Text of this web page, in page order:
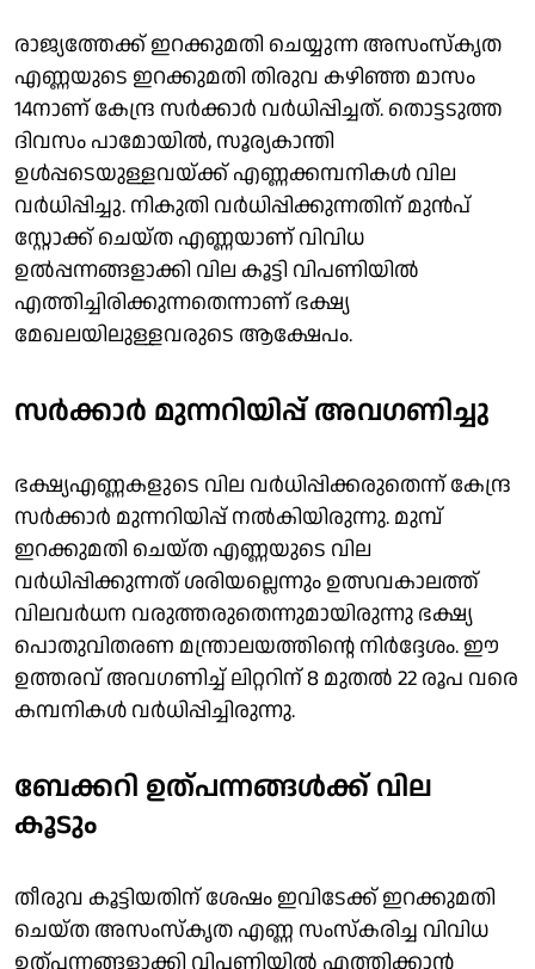
രാജ്യത്തേക്ക് ഇറക്കുമതി ചെയ്യുന്ന അസംസ്‌കൃത
എണ്ണയുടെ ഇറക്കുമതി തിരുവ കഴിഞ്ഞ മാസം
14നാണ് കേന്ദ്ര സര്‍ക്കാര്‍ വര്‍ധിപ്പിച്ചത്. തൊട്ടടുത്ത
ദിവസം പാമോയില്‍, സൂര്യകാന്തി
ഉള്‍പ്പടെയുള്ളവയ്ക്ക് എണ്ണക്കമ്പനികള്‍ വില
വര്‍ധിപ്പിച്ചു. നികുതി വര്‍ധിപ്പിക്കുന്നതിന് മുന്‍പ്
സ്റ്റോക്ക് ചെയ്ത എണ്ണയാണ് വിവിധ
ഉല്‍പ്പന്നങ്ങളാക്കി വില കൂട്ടി വിപണിയില്‍
എത്തിച്ചിരിക്കുന്നതെന്നാണ് ഭക്ഷ്യ
മേഖലയിലുള്ളവരുടെ ആക്ഷേപം.
സര്‍ക്കാര്‍ മുന്നറിയിപ്പ് അവഗണിച്ചു
ഭക്ഷ്യഎണ്ണകളുടെ വില വര്‍ധിപ്പിക്കരുതെന്ന് കേന്ദ്ര
സര്‍ക്കാര്‍ മുന്നറിയിപ്പ് നല്‍കിയിരുന്നു. മുമ്പ്
ഇറക്കുമതി ചെയ്ത എണ്ണയുടെ വില
വര്‍ധിപ്പിക്കുന്നത് ശരിയല്ലെന്നും ഉത്സവകാലത്ത്
വിലവര്‍ധന വരുത്തരുതെന്നുമായിരുന്നു ഭക്ഷ്യ
പൊതുവിതരണ മന്ത്രാലയത്തിന്റെ നിര്‍ദ്ദേശം. ഈ
ഉത്തരവ് അവഗണിച്ച് ലിറ്ററിന് 8 മുതല്‍ 22 രൂപ വരെ
കമ്പനികള്‍ വര്‍ധിപ്പിച്ചിരുന്നു.
ബേക്കറി ഉത്പന്നങ്ങള്‍ക്ക് വില
കൂടും
തീരുവ കൂട്ടിയതിന് ശേഷം ഇവിടേക്ക് ഇറക്കുമതി
ചെയ്ത അസംസ്‌കൃത എണ്ണ സംസ്‌കരിച്ച വിവിധ
ഉത്പന്നങ്ങളാക്കി വിപണിയില്‍ എത്തിക്കാന്‍